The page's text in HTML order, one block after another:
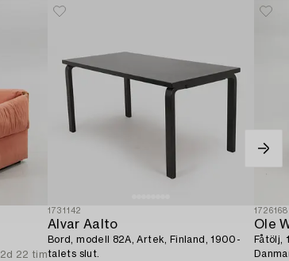
2d 22 tim
1731142
Alvar Aalto
Bord, modell 82A, Artek, Finland, 1900-
talets slut.
1726168
Ole
Fåtölj,